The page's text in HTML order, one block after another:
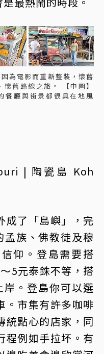
為電影而重新整裝，懷舊
舊路線之旅。 【中圖】
餐廳與街景都很具在地風
| 陶瓷島 Koh
成了「島嶼」，完
族、佛教徒及穆
仰。登島需要搭
5元泰銖不等，搭
。登島你可以選
。市集有許多咖啡
統點心的店家，同
程例如手拉坏。有